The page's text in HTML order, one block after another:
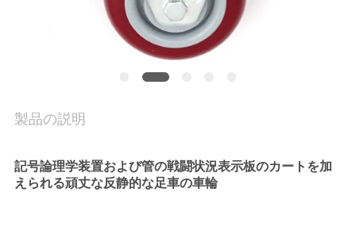
に
連
絡
製品の説明
記号論理学装置および管の戦闘状況表示板のカートを加
えられる頑丈な反静的な足車の車輪